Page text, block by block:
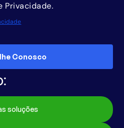
Privacidade.
Conosco
soluções